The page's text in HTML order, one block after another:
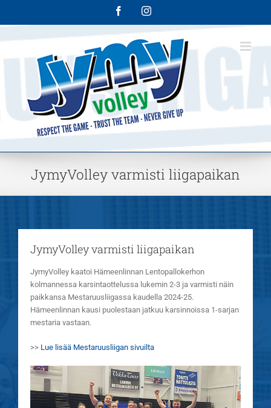
FacebookInstagram
JymyVolley varmisti liigapaikan
JymyVolley varmisti liigapaikan
JymyVolley kaatoi Hämeenlinnan Lentopallokerhon
kolmannessa karsintaottelussa lukemin 2-3 ja varmisti näin
paikkansa Mestaruusliigassa kaudella 2024-25.
Hämeenlinnan kausi puolestaan jatkuu karsinnoissa 1-sarjan
mestaria vastaan.
>> Lue lisää Mestaruusliigan sivuilta